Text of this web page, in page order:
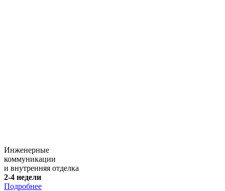
Инженерные
коммуникации
и внутренняя отделка
2-4 недели
Подробнее